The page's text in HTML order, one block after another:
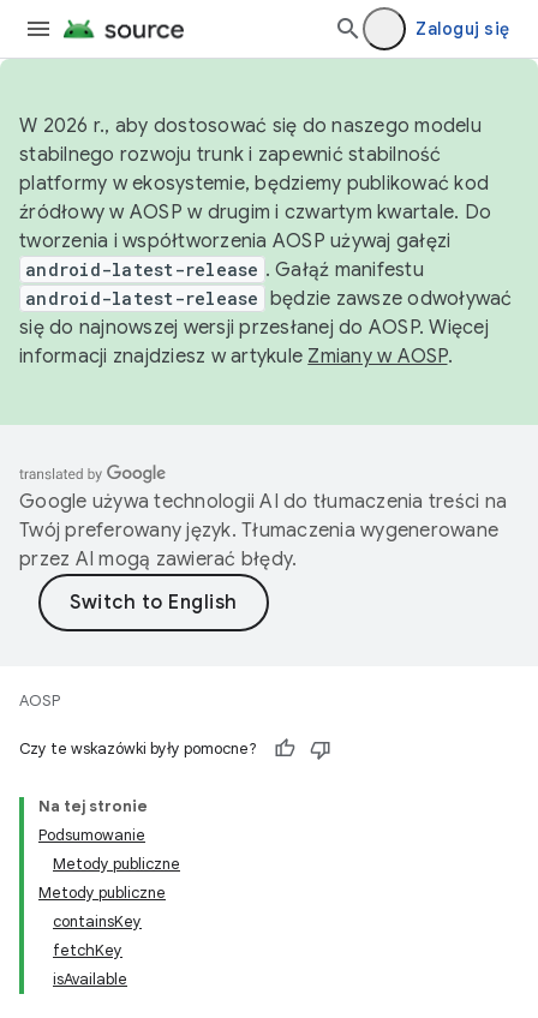
Zaloguj się
W 2026 r., aby dostosować się do naszego modelu
stabilnego rozwoju trunk i zapewnić stabilność
platformy w ekosystemie, będziemy publikować kod
źródłowy w AOSP w drugim i czwartym kwartale. Do
tworzenia i współtworzenia AOSP używaj gałęzi
android-latest-release . Gałąź manifestu
android-latest-release będzie zawsze odwoływać
się do najnowszej wersji przesłanej do AOSP. Więcej
informacji znajdziesz w artykule Zmiany w AOSP.
Google używa technologii AI do tłumaczenia treści na
Twój preferowany język. Tłumaczenia wygenerowane
przez AI mogą zawierać błędy.
AOSP
Czy te wskazówki były pomocne?
Na tej stronie
Podsumowanie
Metody publiczne
Metody publiczne
containsKey
fetchKey
isAvailable